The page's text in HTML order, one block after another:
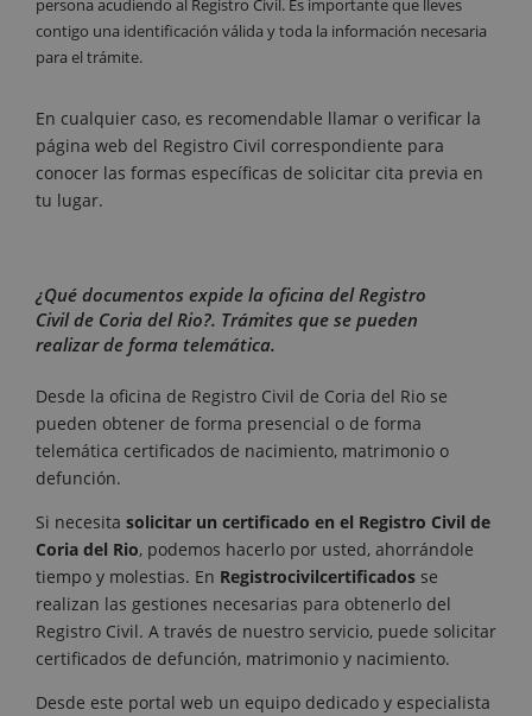
persona acudiendo al Registro Civil. Es importante que lleves
contigo una identificación válida y toda la información necesaria
para el trámite.
En cualquier caso, es recomendable llamar o verificar la
página web del Registro Civil correspondiente para
conocer las formas específicas de solicitar cita previa en
tu lugar.
¿Qué documentos expide la oficina del Registro
Civil de Coria del Rio?. Trámites que se pueden
realizar de forma telemática.
Desde la oficina de Registro Civil de Coria del Rio se
pueden obtener de forma presencial o de forma
telemática certificados de nacimiento, matrimonio o
defunción.
Si necesita solicitar un certificado en el Registro Civil de
Coria del Rio, podemos hacerlo por usted, ahorrándole
tiempo y molestias. En Registrocivilcertificados se
realizan las gestiones necesarias para obtenerlo del
Registro Civil. A través de nuestro servicio, puede solicitar
certificados de defunción, matrimonio y nacimiento.
Desde este portal web un equipo dedicado y especialista